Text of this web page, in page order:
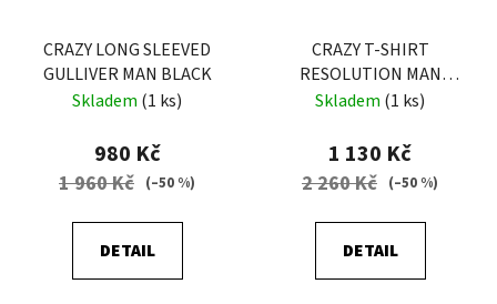
CRAZY LONG SLEEVED
GULLIVER MAN BLACK
Skladem (1 ks)
980 Kč
1 960 Kč (–50 %)
DETAIL
CRAZY T-SHIRT
RESOLUTION MAN
ENERGY
Skladem (1 ks)
1 130 Kč
2 260 Kč (–50 %)
DETAIL